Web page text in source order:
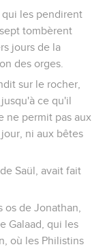
qui les pendirent
tombèrent
jours de la
des orges.
sur le rocher,
ce qu'il
ne permit pas aux
ni aux bêtes
Saül, avait fait
os de Jonathan,
Galaad, qui les
où les Philistins